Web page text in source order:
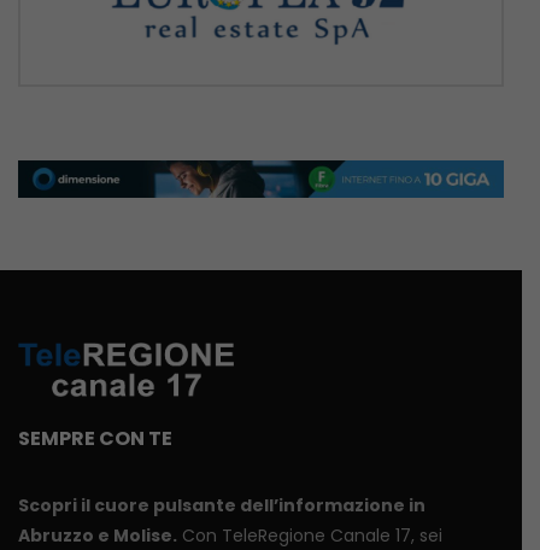
SEMPRE CON TE
Scopri il cuore pulsante dell’informazione in
Abruzzo e Molise. Con TeleRegione Canale 17, sei